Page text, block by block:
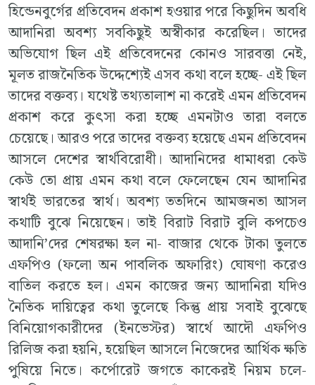
হিন্ডেনবুর্গের প্রতিবেদন প্রকাশ হওয়ার পরে কিছুদিন অবধি
আদানিরা অবশ্য সবকিছুই অস্বীকার করেছিল। তাদের
অভিযোগ ছিল এই প্রতিবেদনের কোনও সারবত্তা নেই,
মূলত রাজনৈতিক উদ্দেশ্যেই এসব কথা বলে হচ্ছে- এই ছিল
তাদের বক্তব্য। যথেষ্ট তথ্যতালাশ না করেই এমন প্রতিবেদন
প্রকাশ করে কুৎসা করা হচ্ছে এমনটাও তারা বলতে
চেয়েছে। আরও পরে তাদের বক্তব্য হয়েছে এমন প্রতিবেদন
আসলে দেশের স্বার্থবিরোধী। আদানিদের ধামাধরা কেউ
কেউ তো প্রায় এমন কথা বলে ফেলেছেন যেন আদানির
স্বার্থই ভারতের স্বার্থ। অবশ্য ততদিনে আমজনতা আসল
কথাটি বুঝে নিয়েছেন। তাই বিরাট বিরাট বুলি কপচেও
আদানি’দের শেষরক্ষা হল না- বাজার থেকে টাকা তুলতে
এফপিও (ফলো অন পাবলিক অফারিং) ঘোষণা করেও
বাতিল করতে হল। এমন কাজের জন্য আদানিরা যদিও
নৈতিক দায়িত্বের কথা তুলেছে কিন্তু প্রায় সবাই বুঝেছে
বিনিয়োগকারীদের (ইনভেস্টর) স্বার্থে আদৌ এফপিও
রিলিজ করা হয়নি, হয়েছিল আসলে নিজেদের আর্থিক ক্ষতি
পুষিয়ে নিতে। কর্পোরেট জগতে কাকেরই নিয়ম চলে-